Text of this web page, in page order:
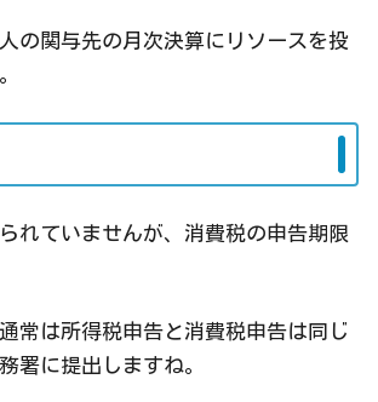
の関与先の月次決算にリソースを投
れていませんが、消費税の申告期限
常は所得税申告と消費税申告は同じ
署に提出しますね。